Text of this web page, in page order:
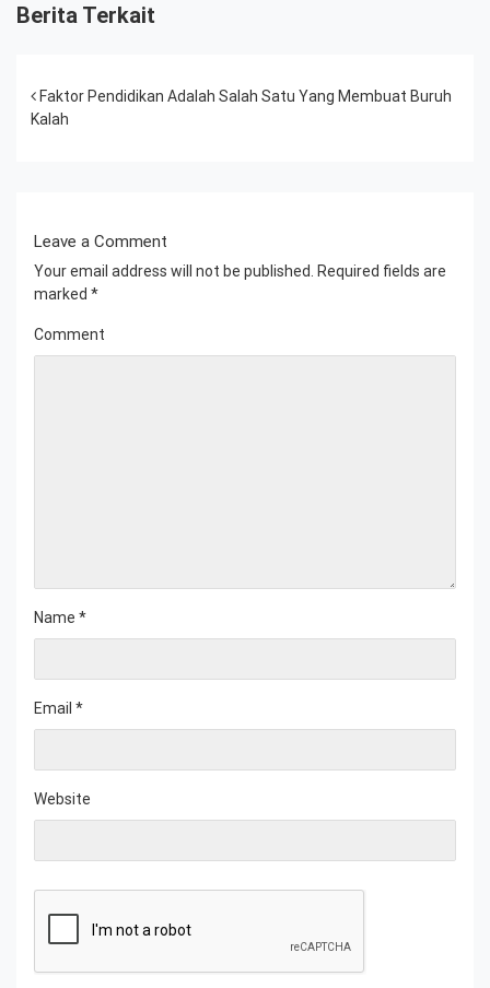
Berita Terkait
Post navigation
Faktor Pendidikan Adalah Salah Satu Yang Membuat Buruh
Kalah
Leave a Comment
Your email address will not be published.
Required fields are
marked *
Comment
Name *
Email *
Website